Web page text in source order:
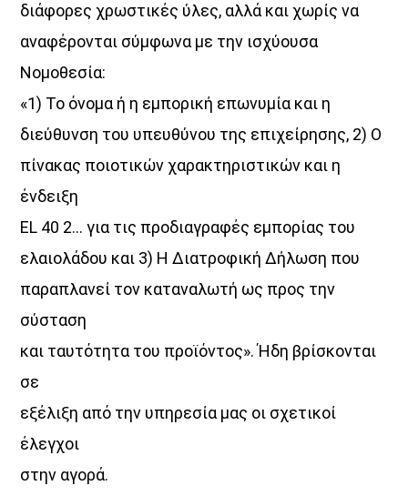
διάφορες χρωστικές ύλες, αλλά και χωρίς να
αναφέρονται σύμφωνα με την ισχύουσα
Νομοθεσία:
«1) Το όνομα ή η εμπορική επωνυμία και η
διεύθυνση του υπευθύνου της επιχείρησης, 2) Ο
πίνακας ποιοτικών χαρακτηριστικών και η
ένδειξη
EL 40 2… για τις προδιαγραφές εμπορίας του
ελαιολάδου και 3) Η Διατροφική Δήλωση που
παραπλανεί τον καταναλωτή ως προς την
σύσταση
και ταυτότητα του προϊόντος». Ήδη βρίσκονται
σε
εξέλιξη από την υπηρεσία μας οι σχετικοί
έλεγχοι
στην αγορά.